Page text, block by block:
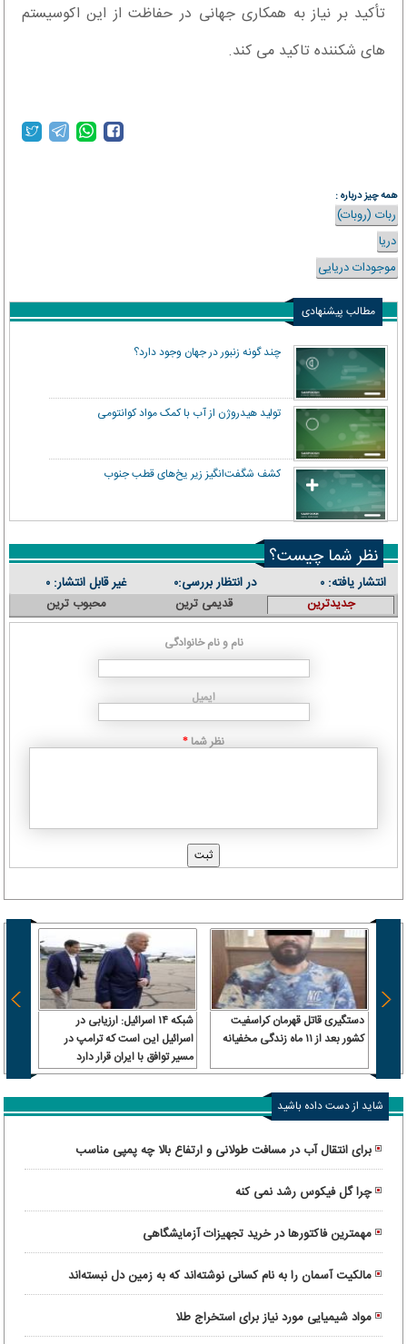
تأکید بر نیاز به همکاری جهانی در حفاظت از این اکوسیستم
های شکننده تاکید می کند.
همه چیز درباره :
ربات (روبات)
دریا
موجودات دریایی
مطالب پیشنهادی
چند گونه زنبور در جهان وجود دارد؟
تولید هیدروژن از آب با کمک مواد کوانتومی
کشف شگفت‌انگیز زیر یخ‌های قطب جنوب
نظر شما چیست؟
انتشار یافته: ۰ در انتظار بررسی:۰ غیر قابل انتشار: ۰
جدیدترین قدیمی ترین محبوب ترین
نام و نام خانوادگی
ایمیل
نظر شما *
دستگیری قاتل قهرمان کراسفیت
کشور بعد از ۱۱ ماه زندگی مخفیانه
شبکه ۱۴ اسرائیل: ارزیابی در
اسرائیل این است که ترامپ در
مسیر توافق با ایران قرار دارد
شاید از دست داده باشید
برای انتقال آب در مسافت طولانی و ارتفاع بالا چه پمپی مناسب
است؟
چرا گل فیکوس رشد نمی کنه
مهمترین فاکتورها در خرید تجهیزات آزمایشگاهی
مالکیت آسمان را به نام کسانی نوشته‌اند که به زمین دل نبسته‌اند
مواد شیمیایی مورد نیاز برای استخراج طلا